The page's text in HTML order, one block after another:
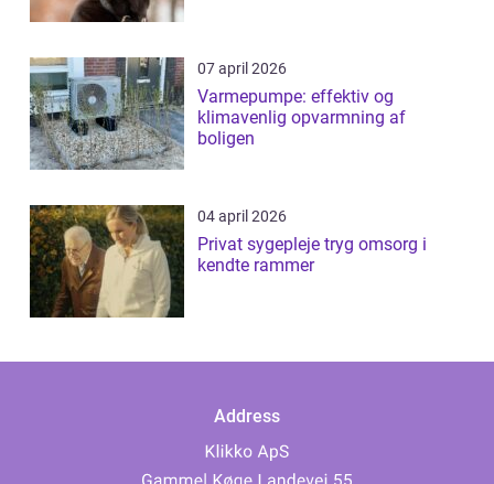
07 april 2026
Varmepumpe: effektiv og
klimavenlig opvarmning af
boligen
04 april 2026
Privat sygepleje tryg omsorg i
kendte rammer
Address